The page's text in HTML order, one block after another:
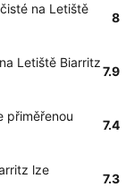
na Letiště
8
Letiště Biarritz
7.9
přiměřenou
7.4
lze
7.3